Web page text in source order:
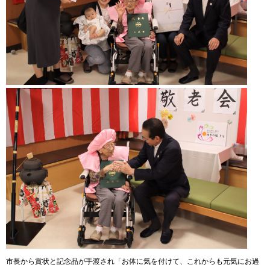
市長から賞状と記念品が手渡され「お体に気を付けて、これからも元気にお過